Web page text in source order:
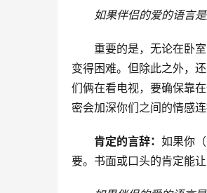
如果伴侣的爱的语言
重要的是，无论在卧
变得困难。但除此之外，
们俩在看电视，要确保靠
密会加深你们之间的情感
肯定的言辞： 如果你
要。书面或口头的肯定能